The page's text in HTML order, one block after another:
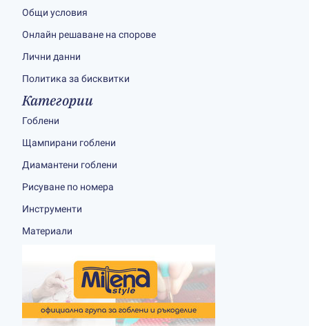
Общи условия
Онлайн решаване на спорове
Лични данни
Политика за бисквитки
Категории
Гоблени
Щампирани гоблени
Диамантени гоблени
Рисуване по номера
Инструменти
Материали